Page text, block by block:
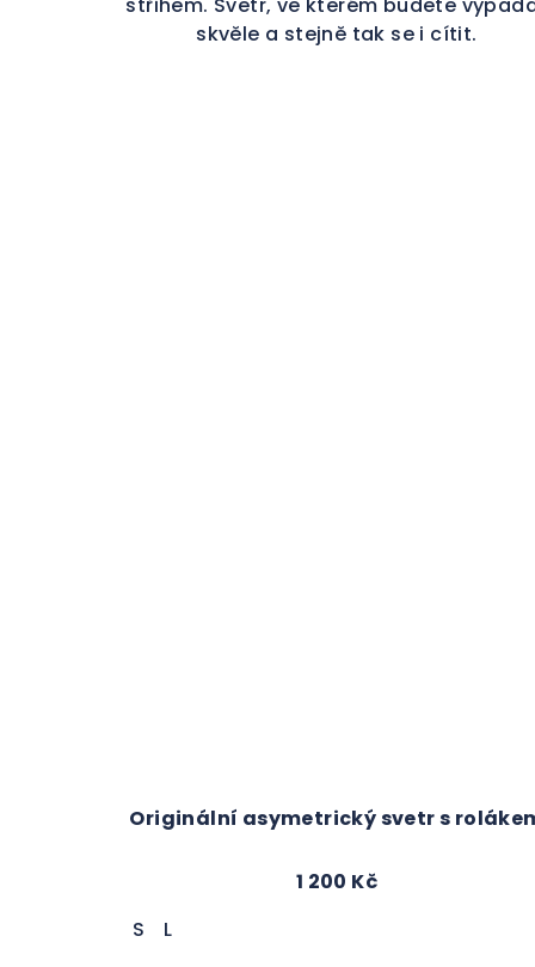
skvěle a stejně tak se i cítit.
Originální asymetrický svetr s
1 200 Kč
S
L